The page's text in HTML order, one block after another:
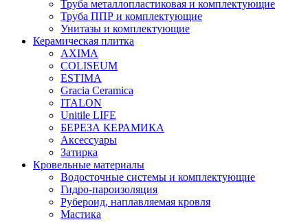
Труба металлопластиковая и комплектующие
Труба ППР и комплектующие
Унитазы и комплектующие
Керамическая плитка
AXIMA
COLISEUM
ESTIMA
Gracia Ceramica
ITALON
Unitile LIFE
БЕРЕЗА КЕРАМИКА
Аксессуары
Затирка
Кровельные материалы
Водосточные системы и комплектующие
Гидро-пароизоляция
Рубероид, наплавляемая кровля
Мастика